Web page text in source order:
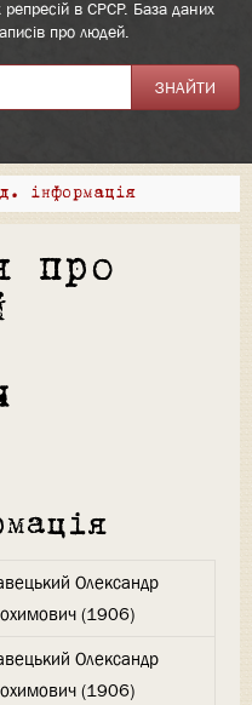
репресій в СРСР. База даних
про людей.
інформація
про
Олександр
(1906)
Олександр
(1906)